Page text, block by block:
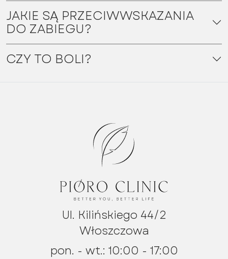
JAKIE SĄ PRZECIWWSKAZANIA
DO ZABIEGU?
CZY TO BOLI?
Ul. Kilińskiego 44/2
Włoszczowa
pon. - wt.: 10:00 - 17:00